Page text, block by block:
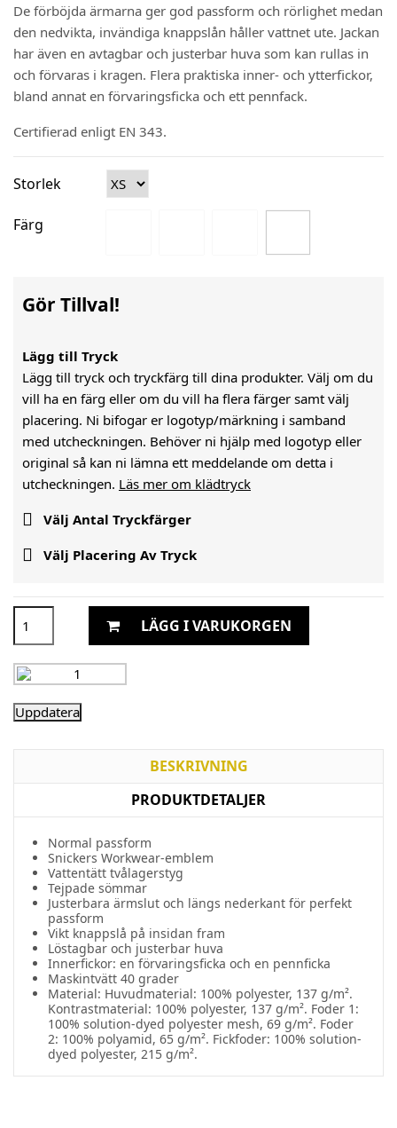
De förböjda ärmarna ger god passform och rörlighet medan
den nedvikta, invändiga knappslån håller vattnet ute. Jackan
har även en avtagbar och justerbar huva som kan rullas in
och förvaras i kragen. Flera praktiska inner- och ytterfickor,
bland annat en förvaringsficka och ett pennfack.
Certifierad enligt EN 343.
Storlek
Färg
Gör Tillval!
Lägg till Tryck
Lägg till tryck och tryckfärg till dina produkter. Välj om du
vill ha en färg eller om du vill ha flera färger samt välj
placering. Ni bifogar er logotyp/märkning i samband
med utcheckningen. Behöver ni hjälp med logotyp eller
original så kan ni lämna ett meddelande om detta i
utcheckningen. Läs mer om klädtryck
 Välj Antal Tryckfärger
 Välj Placering Av Tryck
LÄGG I VARUKORGEN
BESKRIVNING
PRODUKTDETALJER
Normal passform
Snickers Workwear-emblem
Vattentätt tvålagerstyg
Tejpade sömmar
Justerbara ärmslut och längs nederkant för perfekt
passform
Vikt knappslå på insidan fram
Löstagbar och justerbar huva
Innerfickor: en förvaringsficka och en pennficka
Maskintvätt 40 grader
Material: Huvudmaterial: 100% polyester, 137 g/m².
Kontrastmaterial: 100% polyester, 137 g/m². Foder 1:
100% solution-dyed polyester mesh, 69 g/m². Foder
2: 100% polyamid, 65 g/m². Fickfoder: 100% solution-
dyed polyester, 215 g/m².